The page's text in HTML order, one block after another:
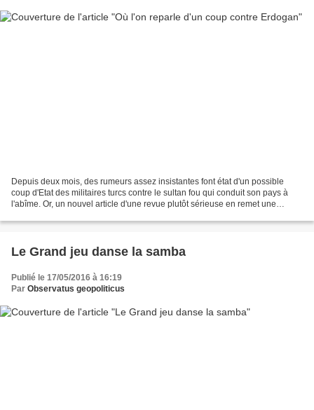
Depuis deux mois, des rumeurs assez insistantes font état d'un possible
coup d'Etat des militaires turcs contre le sultan fou qui conduit son pays à
l'abîme. Or, un nouvel article d'une revue plutôt sérieuse en remet une
Le Grand jeu danse la samba
Publié le 17/05/2016 à 16:19
Par Observatus geopoliticus